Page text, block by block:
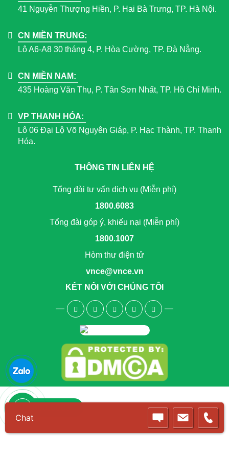
41 Nguyễn Thượng Hiền, P. Hai Bà Trưng, TP. Hà Nội.
CN MIỀN TRUNG:
Lô A6-A8 30 tháng 4, P. Hòa Cường, TP. Đà Nẵng.
CN MIỀN NAM:
435 Hoàng Văn Thụ, P. Tân Sơn Nhất, TP. Hồ Chí Minh.
VP THANH HÓA:
Lô 06 Đại Lộ Võ Nguyên Giáp, P. Hạc Thành, TP. Thanh
Hóa.
THÔNG TIN LIÊN HỆ
Tổng đài tư vấn dịch vụ (Miễn phí)
1800.6083
Tổng đài góp ý, khiếu nại (Miễn phí)
1800.1007
Hòm thư điện tử
vnce@vnce.vn
KẾT NỐI VỚI CHÚNG TÔI
Chat